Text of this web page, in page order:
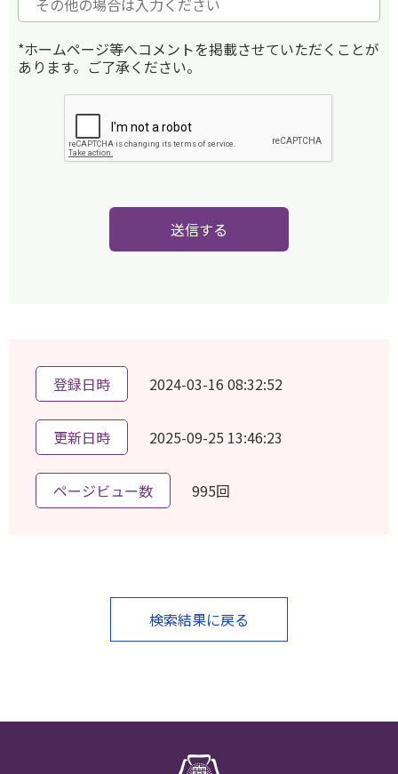
*ホームページ等へコメントを掲載させていただくことが
あります。ご了承ください。
送信する
登録日時 2024-03-16 08:32:52
更新日時 2025-09-25 13:46:23
ページビュー数 995回
検索結果に戻る